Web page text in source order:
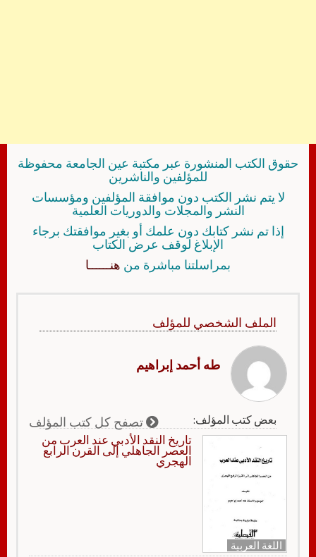
حقوق الكتب المنشورة عبر مكتبة عين الجامعة محفوظة
للمؤلفين والناشرين
لا يتم نشر الكتب دون موافقة المؤلفين ومؤسسات
النشر والمجلات والدوريات العلمية
إذا تم نشر كتابك دون علمك أو بغير موافقتك برجاء
الإبلاغ لوقف عرض الكتاب
بمراسلتنا مباشرة من هنــــــا
الملف الشخصي للمؤلف
طه أحمد إبراهيم
بعض كتب المؤلف: تصفح كل كتب المؤلف
اللغة العربية
تاريخ النقد الأدبي عند العرب من
العصر الجاهلي إلى القرن الرابع
الهجري